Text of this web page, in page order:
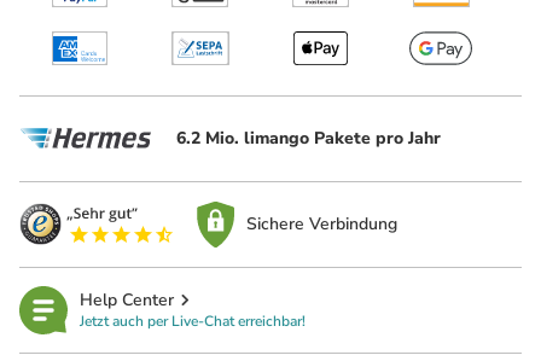
6.2 Mio. limango Pakete pro Jahr
Sichere Verbindung
Help Center
Jetzt auch per Live-Chat erreichbar!